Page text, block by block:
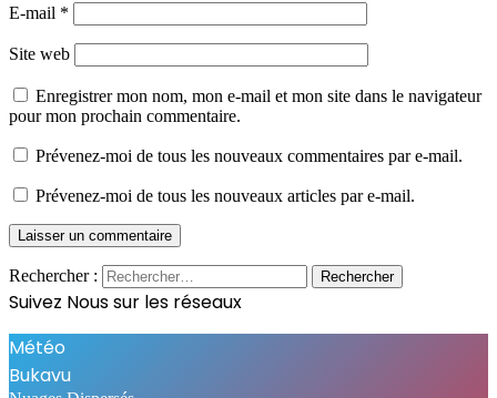
E-mail *
Site web
Enregistrer mon nom, mon e-mail et mon site dans le navigateur
pour mon prochain commentaire.
Prévenez-moi de tous les nouveaux commentaires par e-mail.
Prévenez-moi de tous les nouveaux articles par e-mail.
Rechercher :
Suivez Nous sur les réseaux
Météo
Bukavu